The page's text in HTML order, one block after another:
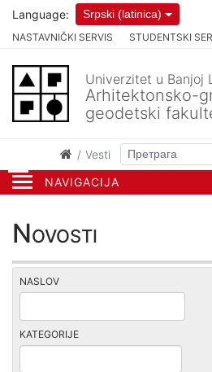
NAVIGACIJA
NASTAVNIČKI SERVIS STUDENTSKI
Language: Srpski (latinica)
Univerzitet u Banjoj
Arhitektonsko-
geodetski
Vesti
Novosti
NASLOV
KATEGORIJE